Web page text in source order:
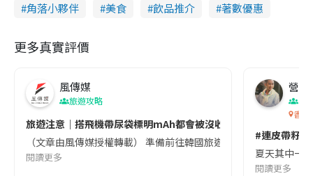
角落小夥伴
美食 飲品推介 著數優惠
更多真實評價
風傳媒
旅遊攻略
旅遊注意｜搭飛機帶尿袋標明mAh都會被沒收😱出發前切記檢查
（文章由風傳媒授權轉載） 準備前往韓國旅遊的民眾，近期要
閱讀更多
營養
香港
#連皮帶籽
夏天其中一
閱讀更多